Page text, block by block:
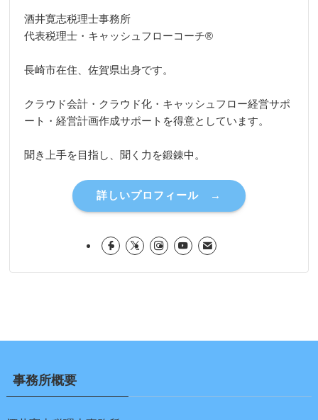
酒井寛志税理士事務所
代表税理士・キャッシュフローコーチ®
長崎市在住、佐賀県出身です。
クラウド会計・クラウド化・キャッシュフロー経営サポ
ート・経営計画作成サポートを得意としています。
聞き上手を目指し、聞く力を鍛錬中。
詳しいプロフィール →
事務所概要